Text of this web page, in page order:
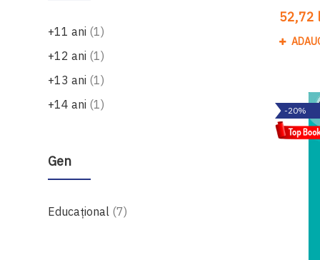
+11 ani 1produs
+12 ani 1produs
+13 ani 1produs
+14 ani 1produs
Gen
Educațional 7produse
52,72
-20%